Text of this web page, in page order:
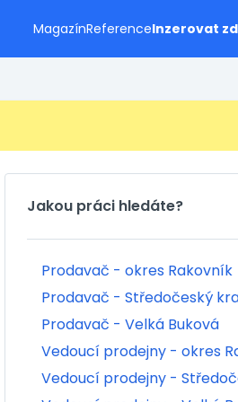
MagazínReferenceInzerovat
Jakou práci hledáte?
Prodavač - okres Rakovník
Prodavač - Středočeský
Prodavač - Velká Buková
Vedoucí prodejny - okres
Vedoucí prodejny -